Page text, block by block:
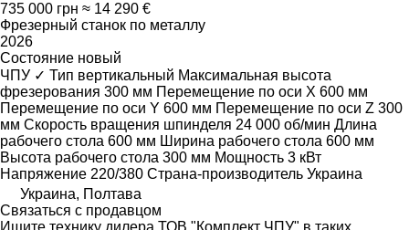
735 000 грн ≈ 14 290 €
Фрезерный станок по металлу
2026
Состояние новый
ЧПУ ✓ Тип вертикальный Максимальная высота
фрезерования 300 мм Перемещение по оси X 600 мм
Перемещение по оси Y 600 мм Перемещение по оси Z 300
мм Скорость вращения шпинделя 24 000 об/мин Длина
рабочего стола 600 мм Ширина рабочего стола 600 мм
Высота рабочего стола 300 мм Мощность 3 кВт
Напряжение 220/380 Страна-производитель Украина
Украина, Полтава
Связаться с продавцом